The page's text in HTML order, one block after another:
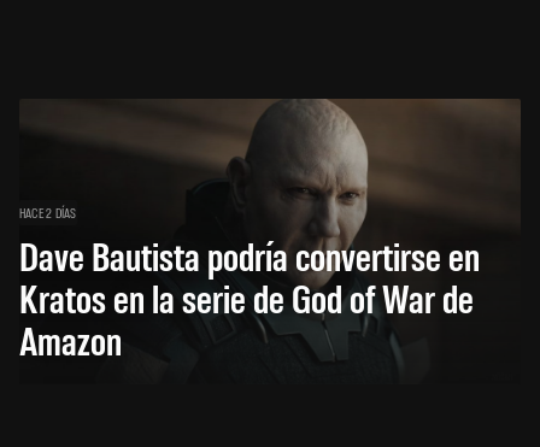
HACE 2 DÍAS
Dave Bautista podría convertirse en
Kratos en la serie de God of War de
Amazon